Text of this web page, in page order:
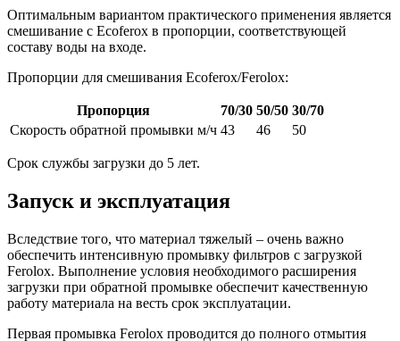
Оптимальным вариантом практического применения является
смешивание с Ecoferox в пропорции, соответствующей
составу воды на входе.
Пропорции для смешивания Ecoferox/Ferolox:
Пропорция 70/30 50/50 30/70
Скорость обратной промывки м/ч 43 46 50
Срок службы загрузки до 5 лет.
Запуск и эксплуатация
Вследствие того, что материал тяжелый – очень важно
обеспечить интенсивную промывку фильтров с загрузкой
Ferolоx. Выполнение условия необходимого расширения
загрузки при обратной промывке обеспечит качественную
работу материала на весть срок эксплуатации.
Первая промывка Ferolоx проводится до полного отмытия